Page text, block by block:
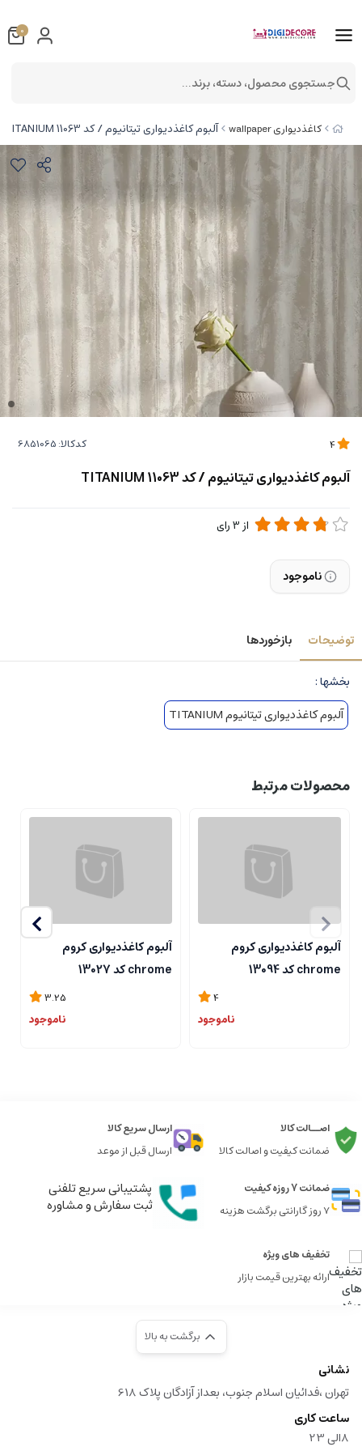
کاغذدیواری wallpaper آلبوم کاغذدیواری تیتانیوم / کد 11063 TITANIUM
کدکالا:
آلبوم کاغذدیواری تیتانیوم / کد 11063 TITANIUM
از 3رای
ناموجود
توضیحات بازخوردها
بخشها :
آلبوم کاغذدیواری تیتانیوم TITANIUM
محصولات مرتبط
آلبوم کاغذدیواری کروم
chrome کد 13094
4
ناموجود
آلبوم کاغذدیواری کروم
chrome کد 13027
3.25
ناموجود
اصــالت کالا
ضمانت کیفیت و اصالت کالا
ارسال سریع کالا
ارسال قبل از موعد
ضمانت 7 روزه کیفیت
7 روز گارانتی برگشت هزینه
پشتیبانی سریع تلفنی
ثبت سفارش و مشاوره
تخفیف های ویژه
ارائه بهترین قیمت بازار
برگشت به بالا
نشانی
تهران ،فدائیان اسلام جنوب، بعداز آزادگان پلاک 618
ساعت کاری
8الی 23
0
جستجوی محصول، دسته، برند...